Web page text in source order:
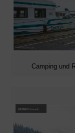
Camping und